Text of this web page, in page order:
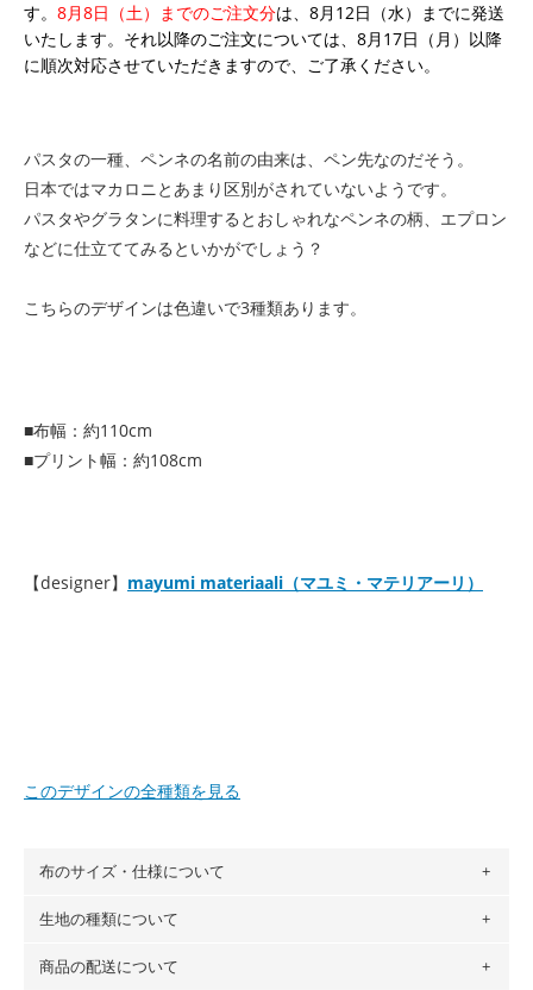
す。 8月8日（土）までのご注文分は、8月12日（水）までに発送
いたします。それ以降のご注文については、8月17日（月）以降
に順次対応させていただきますので、ご了承ください。
パスタの一種、ペンネの名前の由来は、ペン先なのだそう。
日本ではマカロニとあまり区別がされていないようです。
パスタやグラタンに料理するとおしゃれなペンネの柄、エプロン
などに仕立ててみるといかがでしょう？
こちらのデザインは色違いで3種類あります。
■布幅：約110cm
■プリント幅：約108cm
【designer】 mayumi materiaali（マユミ・マテリアーリ）
このデザインの全種類を見る
布のサイズ・仕様について
布の長さは50cm単位での販売になります。
場合 → 購入数量「7」
生地の種類について
・現在、すべてのデザインのプリントに使用している生地は
商品の配送について